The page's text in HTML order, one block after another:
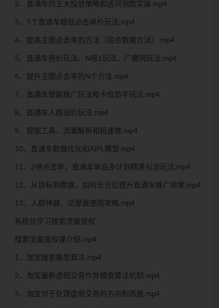
2、直通车的五大投放策略和选词测款实操.mp4
3、5个直通车超低点击单价玩法.mp4
4、提高主图点击率的方法（综合数据方法）.mp4
5、直通车拖价玩法、N拖1玩法、广撒网玩法.mp4
6、提升主图点击率的N个方法.mp4
7、直通车智能推广玩法和卡位助手玩法.mp4
8、直通车人群溢价玩法.mp4
9、智能工具、流量解析和极速推.mp4
10、直通车数据优化和AIPL模型.mp4
11、2倍点击率，直通车单品多计划精准引流玩法.mp4
12、从目标到数据，如何全方位提升直通车推广效果.mp4
13、人群神器，达摩盘使用攻略.mp4
系统化学习搜索流量提权
搜索流量提权课介绍.mp4
1、淘宝搜索模型算法.mp4
2、淘宝最新虚假交易作弊稽查算法机制.mp4
3、淘宝对于处理虚假交易的方向和态度.mp4